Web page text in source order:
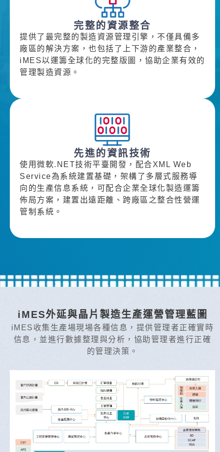
完整的資源整合
提供了最完整的製造資源管理引擎，不僅具備多
廠區的解決方案，也包括了上下游的產業整合，
iMES以運籌全球化的完整版圖，協助企業有效的
管理製造資源。
先進的資訊技術
使用微軟.NET技術平臺開發，配合XML Web
Service為系統建置基礎，架構了多層式服務導
向的生產信息系統，可配合企業全球化製造運籌
佈局方案，建置出遠距離、跨廠區之整合性營運
管制系統。
iMES外延與晶片製造生產運營管理藍圖
iMES收集生產場現場各種信息，提供管理者正確實時
信息，並進行數據整理與分析，協助管理者進行正確
的管理決策。